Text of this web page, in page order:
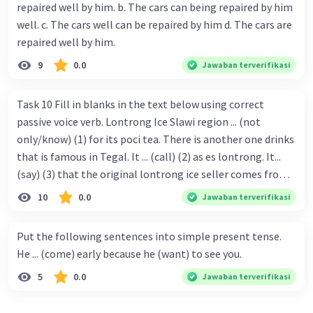
repaired well by him. b. The cars can being repaired by him
well. c. The cars well can be repaired by him d. The cars are
repaired well by him.
9 0.0 Jawaban terverifikasi
Task 10 Fill in blanks in the text below using correct
passive voice verb. Lontrong Ice Slawi region ... (not
only/know) (1) for its poci tea. There is another one drinks
that is famous in Tegal. It ... (call) (2) as es lontrong. It...
(say) (3) that the original lontrong ice seller comes from
Slawi. Its taste is so delicious and refreshing. A glass of
lontrong ice that ... (add) (4) with shaved ice can relieve you
(flush) (6) with coconut milk and pandan syrup. The reason
behind Lontrong ice naming ... (base) (7) on the fact that
at the first time, ice lontrong ... (sell) (8) in the small alley
10 0.0 Jawaban terverifikasi
Put the following sentences into simple present tense.
He ... (come) early because he (want) to see you.
5 0.0 Jawaban terverifikasi